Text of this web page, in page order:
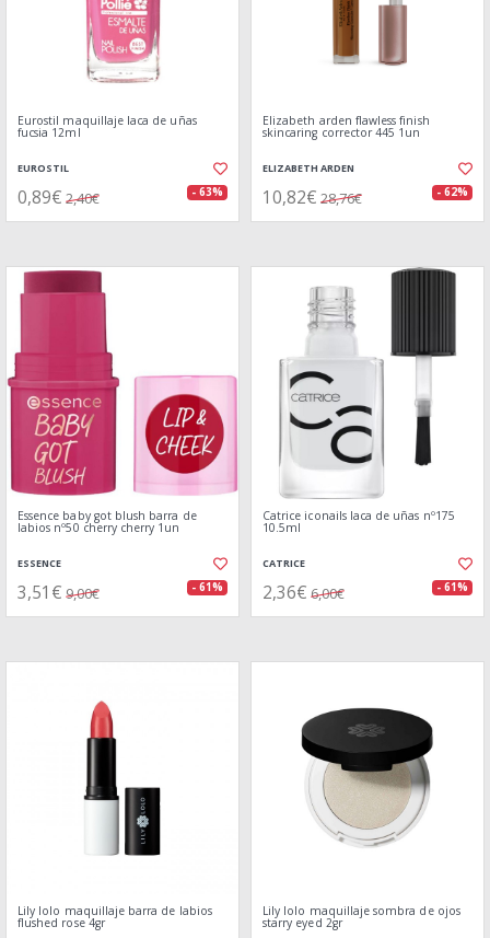
Eurostil maquillaje laca de uñas
fucsia 12ml
EUROSTIL
0,89€ 2,40€ - 63%
Elizabeth arden flawless finish
skincaring corrector 445 1un
ELIZABETH ARDEN
10,82€ 28,76€ - 62%
Essence baby got blush barra de
labios nº50 cherry cherry 1un
ESSENCE
3,51€ 9,00€ - 61%
Catrice iconails laca de uñas nº175
10.5ml
CATRICE
2,36€ 6,00€ - 61%
Lily lolo maquillaje barra de labios
flushed rose 4gr
Lily lolo maquillaje sombra de ojos
starry eyed 2gr